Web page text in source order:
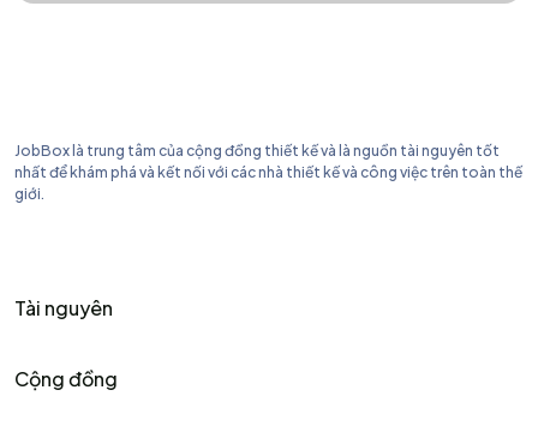
JobBox là trung tâm của cộng đồng thiết kế và là nguồn tài nguyên tốt
nhất để khám phá và kết nối với các nhà thiết kế và công việc trên toàn thế
giới.
Tài nguyên
Cộng đồng